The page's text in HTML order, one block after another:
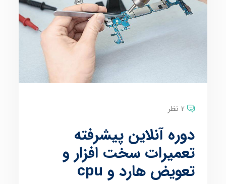
2 نظر
دوره آنلاین پیشرفته
تعمیرات سخت افزار و
تعویض هارد و cpu